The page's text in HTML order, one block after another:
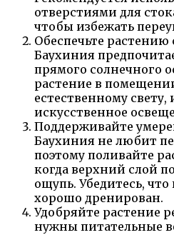
отверстиями для
чтобы избежать
Обеспечьте растению
Баухиния
прямого солнечного
растение в
естественному свету,
искусственное
Поддерживайте
Баухиния не любит
поэтому поливайте
когда верхний слой
ощупь. Убедитесь,
хорошо дренирован.
Удобряйте растение
нужны питательные